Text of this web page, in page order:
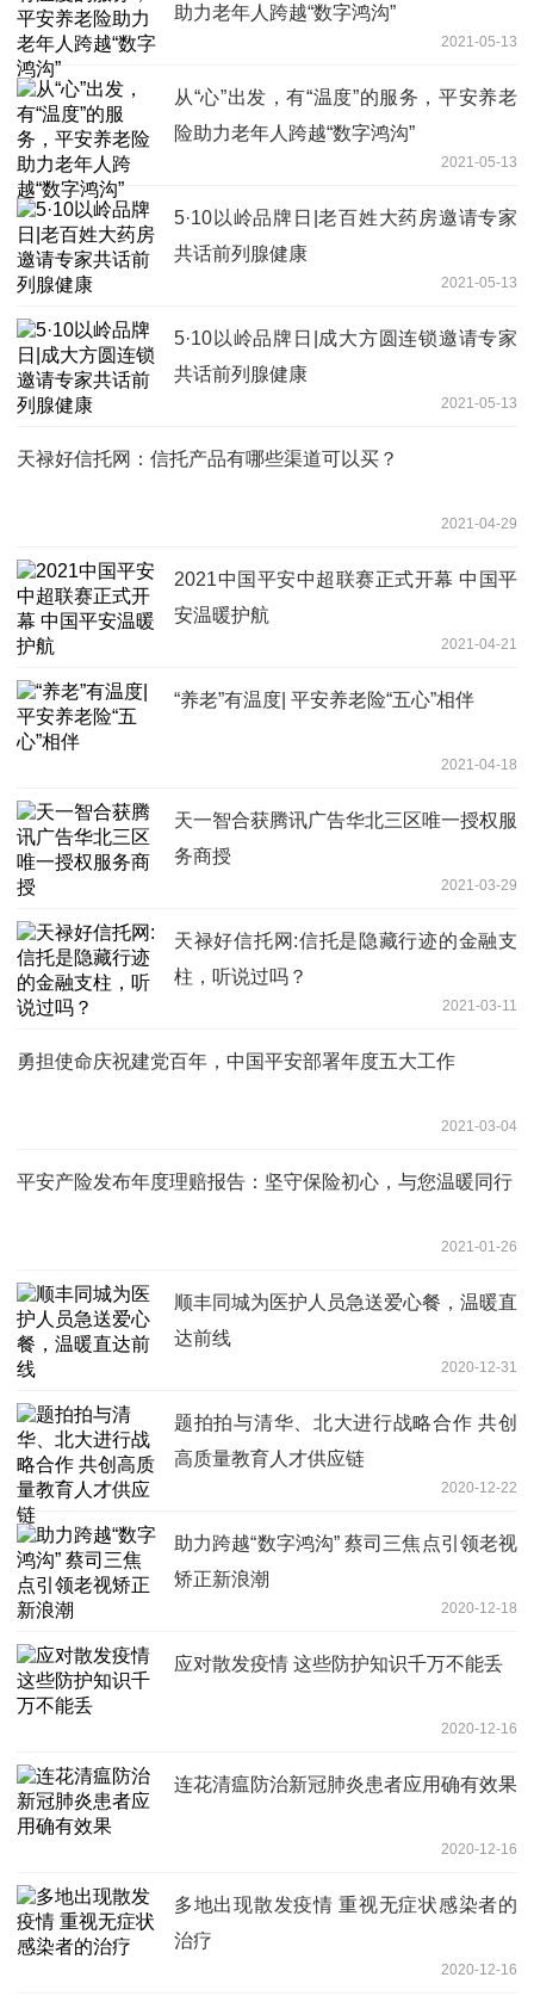
助力老年人跨越“数字鸿沟”
2021-05-13
从“心”出发，有“温度”的服务，平安养老
险助力老年人跨越“数字鸿沟”
2021-05-13
5·10以岭品牌日|老百姓大药房邀请专家
共话前列腺健康
2021-05-13
5·10以岭品牌日|成大方圆连锁邀请专家
共话前列腺健康
2021-05-13
天禄好信托网：信托产品有哪些渠道可以买？
2021-04-29
2021中国平安中超联赛正式开幕 中国平
安温暖护航
2021-04-21
“养老”有温度| 平安养老险“五心”相伴
2021-04-18
天一智合获腾讯广告华北三区唯一授权服
务商授
2021-03-29
天禄好信托网:信托是隐藏行迹的金融支
柱，听说过吗？
2021-03-11
勇担使命庆祝建党百年，中国平安部署年度五大工作
2021-03-04
平安产险发布年度理赔报告：坚守保险初心，与您温暖同行
2021-01-26
顺丰同城为医护人员急送爱心餐，温暖直
达前线
2020-12-31
题拍拍与清华、北大进行战略合作 共创
高质量教育人才供应链
2020-12-22
助力跨越“数字鸿沟” 蔡司三焦点引领老视
矫正新浪潮
2020-12-18
应对散发疫情 这些防护知识千万不能丢
2020-12-16
连花清瘟防治新冠肺炎患者应用确有效果
2020-12-16
多地出现散发疫情 重视无症状感染者的
治疗
2020-12-16